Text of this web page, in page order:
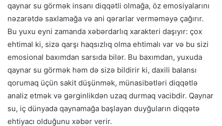
qaynar su görmək insanı diqqətli olmağa, öz emosiyalarını
nəzarətdə saxlamağa və ani qərarlar verməməyə çağırır.
Bu yuxu eyni zamanda xəbərdarlıq xarakteri daşıyır: çox
ehtimal ki, sizə qarşı haqsızlıq olma ehtimalı var və bu sizi
emosional baxımdan sarsıda bilər. Bu baxımdan, yuxuda
qaynar su görmək həm də sizə bildirir ki, daxili balansı
qorumaq üçün sakit düşünmək, münasibətləri diqqətlə
analiz etmək və gərginlikdən uzaq durmaq vacibdir. Qaynar
su, iç dünyada qaynamağa başlayan duyğuların diqqətə
ehtiyacı olduğunu xəbər verir.